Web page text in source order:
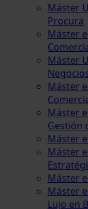
Máster
Procura
Máster
Máster
Máster
Máster
Gestión
Máster
Máster
Máster
Máster
Lujo en